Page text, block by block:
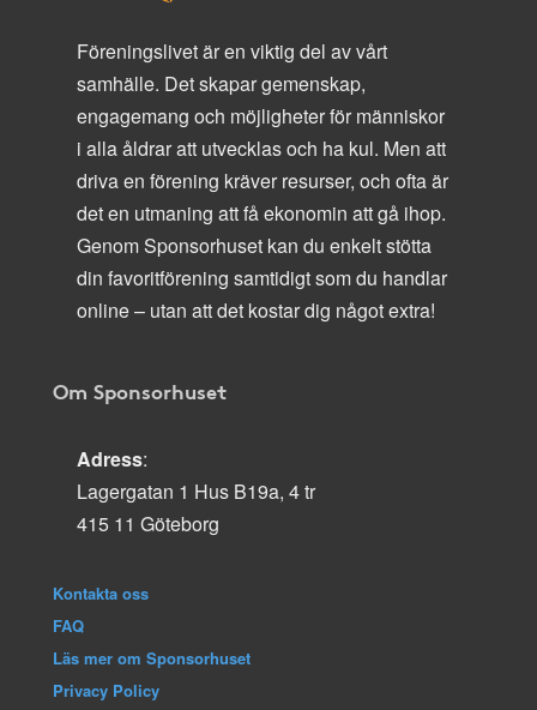
Föreningslivet är en viktig del av vårt
samhälle. Det skapar gemenskap,
engagemang och möjligheter för människor
i alla åldrar att utvecklas och ha kul. Men att
driva en förening kräver resurser, och ofta är
det en utmaning att få ekonomin att gå ihop.
Genom Sponsorhuset kan du enkelt stötta
din favoritförening samtidigt som du handlar
online – utan att det kostar dig något extra!
Om Sponsorhuset
Adress:
Lagergatan 1 Hus B19a, 4 tr
415 11 Göteborg
Kontakta oss
FAQ
Läs mer om Sponsorhuset
Privacy Policy